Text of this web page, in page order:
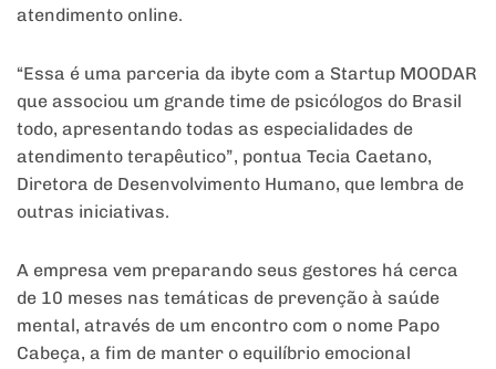
atendimento online.
“Essa é uma parceria da ibyte com a Startup MOODAR
que associou um grande time de psicólogos do Brasil
todo, apresentando todas as especialidades de
atendimento terapêutico”, pontua Tecia Caetano,
Diretora de Desenvolvimento Humano, que lembra de
outras iniciativas.
A empresa vem preparando seus gestores há cerca
de 10 meses nas temáticas de prevenção à saúde
mental, através de um encontro com o nome Papo
Cabeça, a fim de manter o equilíbrio emocional